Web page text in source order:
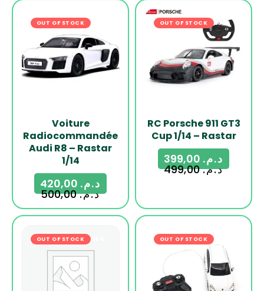
OUT OF STOCK -16%
Voiture
Radiocommandée
Audi R8 – Rastar
1/14
د.م.500,00
د.م.
OUT OF STOCK -20%
RC Porsche 911 GT3
Cup 1/14 – Rastar
د.م.499,00
د.م.
OUT OF STOCK -18% OUT OF STOCK -24%